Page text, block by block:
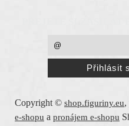
Copyright © shop.figuriny.eu,
e-shopu a pronájem e-shopu